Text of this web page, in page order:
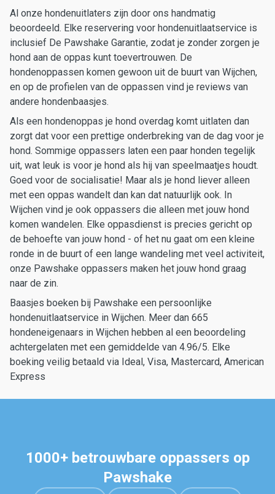
Al onze hondenuitlaters zijn door ons handmatig
beoordeeld. Elke reservering voor hondenuitlaatservice is
inclusief De Pawshake Garantie, zodat je zonder zorgen je
hond aan de oppas kunt toevertrouwen. De
hondenoppassen komen gewoon uit de buurt van Wijchen,
en op de profielen van de oppassen vind je reviews van
andere hondenbaasjes.
Als een hondenoppas je hond overdag komt uitlaten dan
zorgt dat voor een prettige onderbreking van de dag voor je
hond. Sommige oppassers laten een paar honden tegelijk
uit, wat leuk is voor je hond als hij van speelmaatjes houdt.
Goed voor de socialisatie! Maar als je hond liever alleen
met een oppas wandelt dan kan dat natuurlijk ook. In
Wijchen vind je ook oppassers die alleen met jouw hond
komen wandelen. Elke oppasdienst is precies gericht op
de behoefte van jouw hond - of het nu gaat om een kleine
ronde in de buurt of een lange wandeling met veel activiteit,
onze Pawshake oppassers maken het jouw hond graag
naar de zin.
Baasjes boeken bij Pawshake een persoonlijke
hondenuitlaatservice in Wijchen. Meer dan 665
hondeneigenaars in Wijchen hebben al een beoordeling
achtergelaten met een gemiddelde van 4.96/5. Elke
boeking veilig betaald via Ideal, Visa, Mastercard, American
Express
1000+ betrouwbare oppassers op
Pawshake